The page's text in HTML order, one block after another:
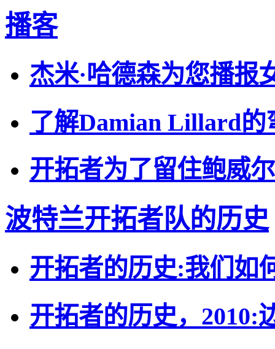
播客
杰米·哈德森为您播报
了解Damian Lillard的
开拓者为了留住鲍威
波特兰开拓者队的历史
开拓者的历史:我们如
开拓者的历史，2010: